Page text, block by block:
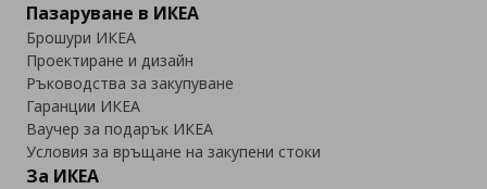
Пазаруване в ИКЕА
Брошури ИКЕА
Проектиране и дизайн
Ръководства за закупуване
Гаранции ИКЕА
Ваучер за подарък ИКЕА
Условия за връщане на закупени стоки
За ИКЕА